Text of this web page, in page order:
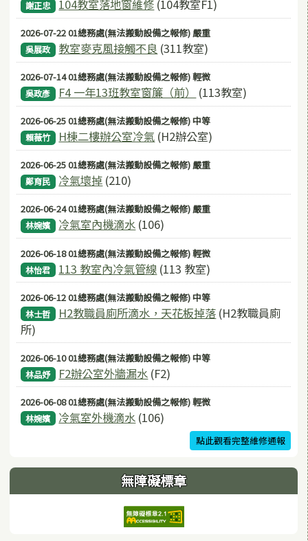
謝正忠 104教室落地窗維修 (104教室F1)
2026-07-22 01總務處(無法搬動設備之報修) 嚴重
吳展政 教室麥克風接觸不良 (311教室)
2026-07-14 01總務處(無法搬動設備之報修) 輕微
吳政彥 F4 一年13班教室窗簾（前） (113教室)
2026-06-25 01總務處(無法搬動設備之報修) 中等
賴薇竹 H棟二樓辦公室冷氣 (H2辦公室)
2026-06-25 01總務處(無法搬動設備之報修) 嚴重
鄭育民 冷氣壞掉 (210)
2026-06-24 01總務處(無法搬動設備之報修) 嚴重
林婉嬪 冷氣室內機滴水 (106)
2026-06-18 01總務處(無法搬動設備之報修) 輕微
林怡君 113 教室內冷氣管線 (113 教室)
2026-06-12 01總務處(無法搬動設備之報修) 中等
林士哲 H2教職員廁所滴水，天花板掉落 (H2教職員廁
所)
2026-06-10 01總務處(無法搬動設備之報修) 中等
林品妤 F2辦公室外牆漏水 (F2)
2026-06-08 01總務處(無法搬動設備之報修) 輕微
林婉嬪 冷氣室外機滴水 (106)
點此觀看完整維修通報
無障礙標章